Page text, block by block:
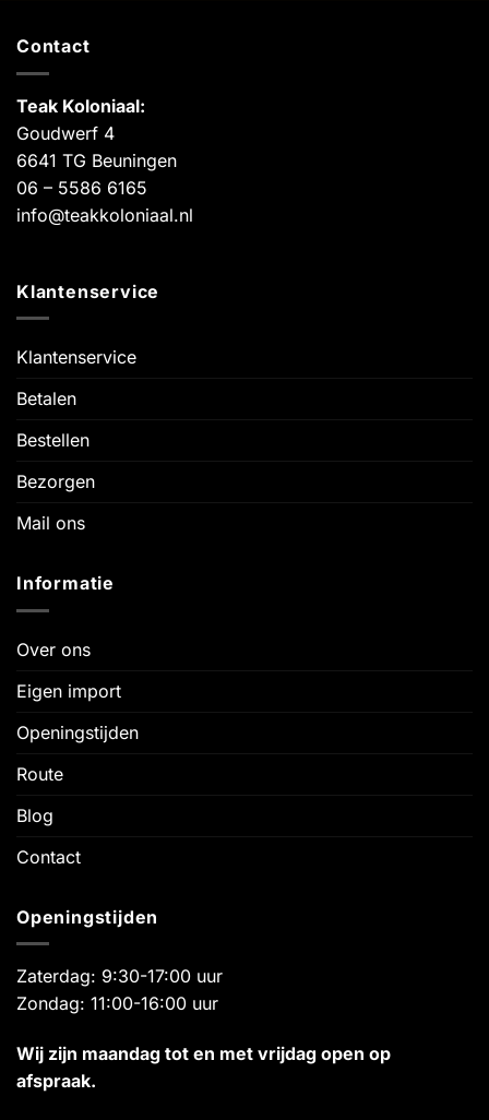
Contact
Teak Koloniaal:
Goudwerf 4
6641 TG Beuningen
06 – 5586 6165
info@teakkoloniaal.nl
Klantenservice
Klantenservice
Betalen
Bestellen
Bezorgen
Mail ons
Informatie
Over ons
Eigen import
Openingstijden
Route
Blog
Contact
Openingstijden
Zaterdag: 9:30-17:00 uur
Zondag: 11:00-16:00 uur
Wij zijn maandag tot en met vrijdag open op
afspraak.